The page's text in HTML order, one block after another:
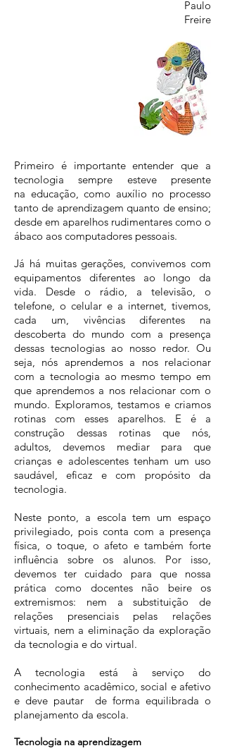
Paulo
Freire
Primeiro é importante entender que a
tecnologia sempre esteve presente
na educação, como auxílio no processo
tanto de aprendizagem quanto de ensino;
desde em aparelhos rudimentares como o
ábaco aos computadores pessoais.
Já há muitas gerações, convivemos com
equipamentos diferentes ao longo da
vida. Desde o rádio, a televisão, o
telefone, o celular e a internet, tivemos,
cada um, vivências diferentes na
descoberta do mundo com a presença
dessas tecnologias ao nosso redor. Ou
seja, nós aprendemos a nos relacionar
com a tecnologia ao mesmo tempo em
que aprendemos a nos relacionar com o
mundo. Exploramos, testamos e criamos
rotinas com esses aparelhos. E é a
construção dessas rotinas que nós,
adultos, devemos mediar para que
crianças e adolescentes tenham um uso
saudável, eficaz e com propósito da
tecnologia.
Neste ponto, a escola tem um espaço
privilegiado, pois conta com a presença
física, o toque, o afeto e também forte
influência sobre os alunos. Por isso,
devemos ter cuidado para que nossa
prática como docentes não beire os
extremismos: nem a substituição de
relações presenciais pelas relações
virtuais, nem a eliminação da exploração
da tecnologia e do virtual.
A tecnologia está à serviço do
conhecimento acadêmico, social e afetivo
e deve pautar de forma equilibrada o
planejamento da escola.
Tecnologia na aprendizagem